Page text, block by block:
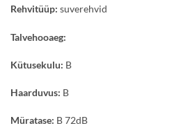
Rehvitüüp: suverehvid
Talvehooaeg:
Kütusekulu: B
Haarduvus: B
Müratase: B 72dB